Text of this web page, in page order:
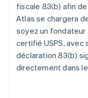
fiscale 83(b) afin
Atlas se chargera
soyez un fondateur
certifié USPS, avec
déclaration 83(b)
directement dans